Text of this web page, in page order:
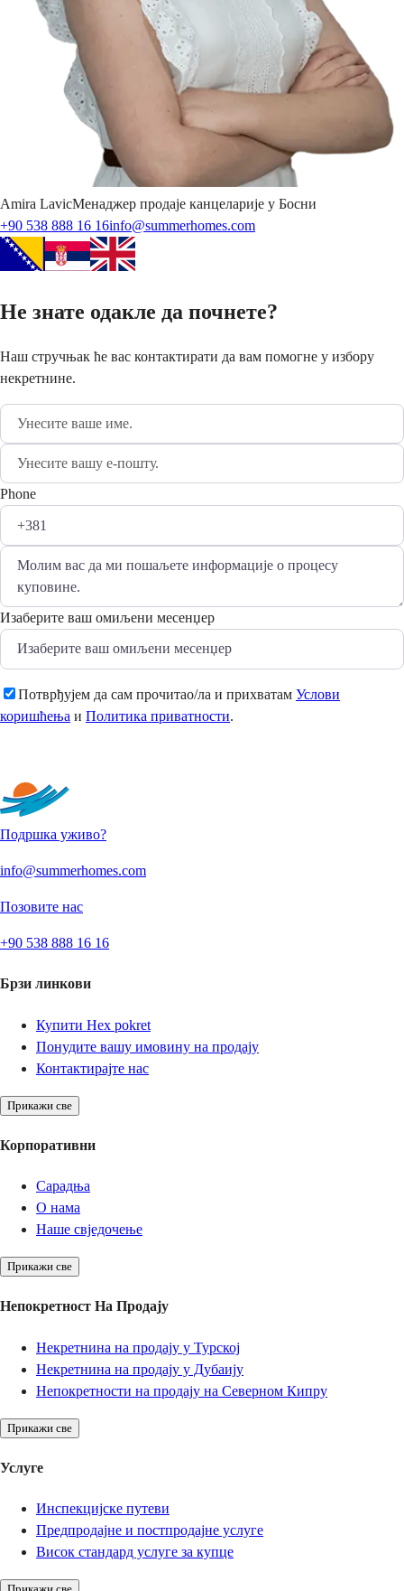
Amira LavicМенаджер продаје канцеларије у Босни
+90 538 888 16 16info@summerhomes.com
Не знате одакле да почнете?
Наш стручњак ће вас контактирати да вам помогне у избору
некретнине.
Phone
Изаберите ваш омиљени месенџер
Потврђујем да сам прочитао/ла и прихватам Услови
коришћења и Политика приватности.
Подршка уживо?
info@summerhomes.com
Позовите нас
+90 538 888 16 16
Брзи линкови
Купити Нех pokret
Понудите вашу имовину на продају
Контактирајте нас
Прикажи све
Корпоративни
Сарадња
О нама
Наше свједочење
Прикажи све
Непокретност На Продају
Некретнина на продају у Турској
Некретнина на продају у Дубаију
Непокретности на продају на Северном Кипру
Прикажи све
Услуге
Инспекцијске путеви
Предпродајне и постпродајне услуге
Висок стандард услуге за купце